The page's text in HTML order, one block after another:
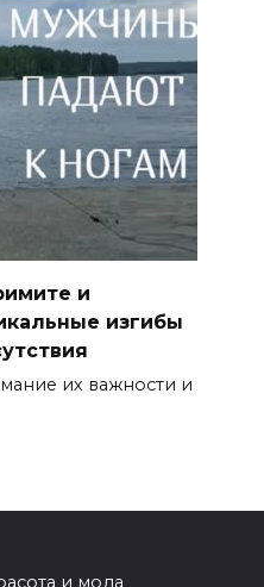
и
изгибы
их важности и